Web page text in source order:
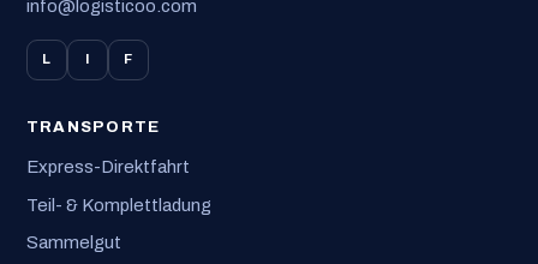
info@logisticoo.com
L F
TRANSPORTE
Express-Direktfahrt
Teil- & Komplettladung
Sammelgut